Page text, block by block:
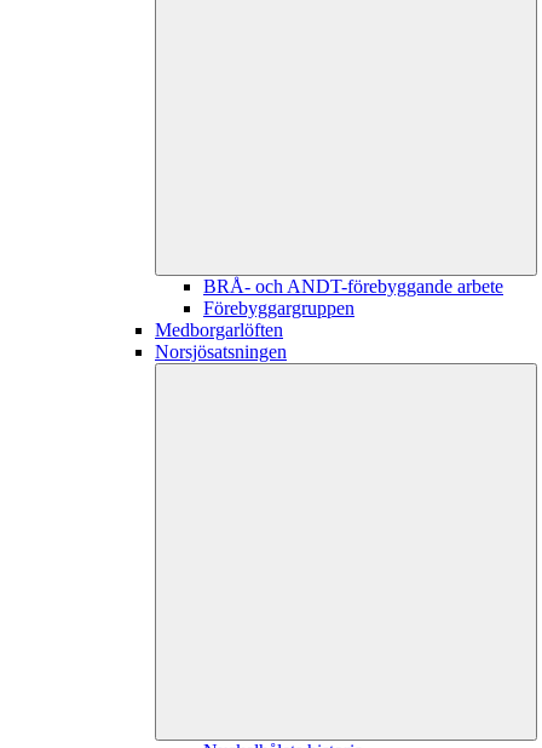
BRÅ- och ANDT-förebyggande arbete
Förebyggargruppen
Medborgarlöften
Norsjösatsningen